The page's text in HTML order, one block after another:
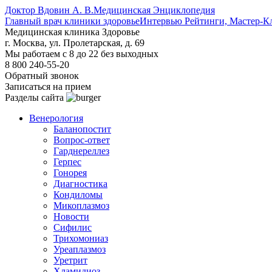
Доктор Вдовин А. В.Медицинская Энциклопедия
Главный врач клиники здоровьеИнтервью Рейтинги, Мастер-
Медицинская клиника Здоровье
г. Москва, ул. Пролетарская, д. 69
Мы работаем с 8 до 22 без выходных
8 800 240-55-20
Обратный звонок
Записаться на прием
Разделы сайта
Венерология
Баланопостит
Вопрос-ответ
Гарднереллез
Герпес
Гонорея
Диагностика
Кондиломы
Микоплазмоз
Новости
Сифилис
Трихомониаз
Уреаплазмоз
Уретрит